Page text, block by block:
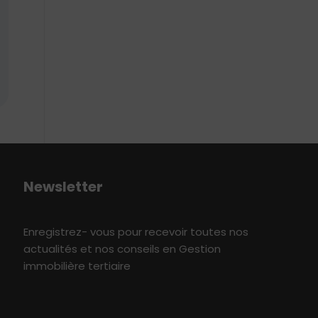
Newsletter
Enregistrez- vous pour recevoir toutes nos
actualités et nos conseils en Gestion
immobilière tertiaire